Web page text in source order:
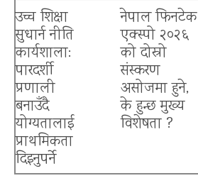
उच्च शिक्षा
सुधार्न नीति
कार्यशाला:
पारदर्शी
प्रणाली
बनाउँदै
योग्यतालाई
प्राथमिकता
दिइनुपर्ने
नेपाल फिनटेक
एक्स्पो २०२६
को दोस्रो
संस्करण
असोजमा हुने,
के हुन्छ मुख्य
विशेषता ?